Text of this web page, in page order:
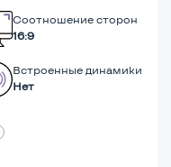
Соотношение сторон
16:9
Встроенные динамики
Нет